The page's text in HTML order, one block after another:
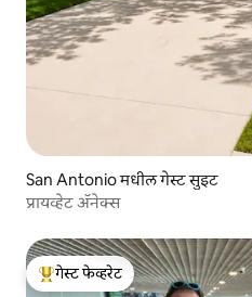
San Antonio मधील गेस्ट सुइट
प्रायव्हेट अ‍ॅनेक्स
टॉप गेस्ट फेव्हरेट
गेस्ट फेव्हरेट